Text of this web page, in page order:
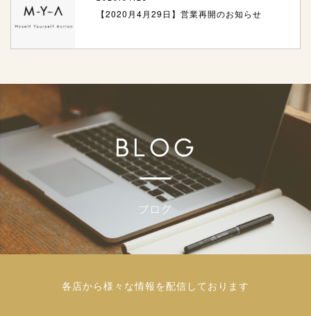
【2020月4月29日】営業再開のお知らせ
各店から様々な情報を配信しております